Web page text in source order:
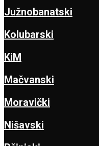
Južnobanatski
Kolubarski
KiM
Mačvanski
Moravički
Nišavski